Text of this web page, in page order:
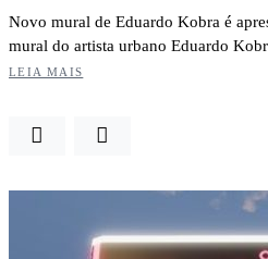
Novo mural de Eduardo Kobra é
mural do artista urbano Eduardo
LEIA MAIS